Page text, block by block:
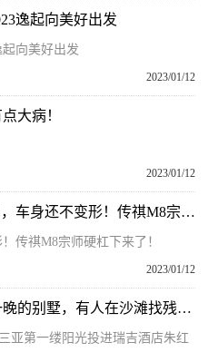
逸起向美好出发
起向美好出发
2023/01/12
大病！
2023/01/12
环球关注：被“夹心饼”式追尾，车身还不变形！传祺M8宗师硬杠下来了！
传祺M8宗师硬杠下来了！
2023/01/12
三亚三重世界：有人住18万一晚的别墅，有人在沙滩找残留剩酒
亚第一缕阳光投进瑞吉酒店朱红